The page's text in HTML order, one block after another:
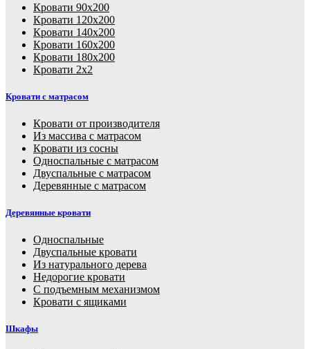
Кровати 90х200
Кровати 120х200
Кровати 140х200
Кровати 160х200
Кровати 180х200
Кровати 2х2
Кровати с матрасом
Кровати от производителя
Из массива с матрасом
Кровати из сосны
Односпальные с матрасом
Двуспальные с матрасом
Деревянные с матрасом
Деревянные кровати
Односпальные
Двуспальные кровати
Из натурального дерева
Недорогие кровати
С подъемным механизмом
Кровати с ящиками
Шкафы